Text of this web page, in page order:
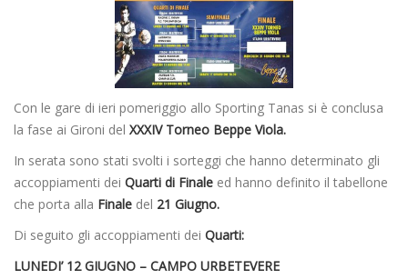
Con le gare di ieri pomeriggio allo Sporting Tanas si è conclusa
la fase ai Gironi del XXXIV Torneo Beppe Viola.
In serata sono stati svolti i sorteggi che hanno determinato gli
accoppiamenti dei Quarti di Finale ed hanno definito il tabellone
che porta alla Finale del 21 Giugno.
Di seguito gli accoppiamenti dei Quarti:
LUNEDI’ 12 GIUGNO – CAMPO URBETEVERE